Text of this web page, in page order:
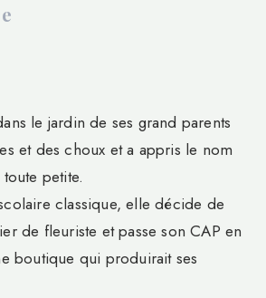
le jardin de ses grand parents
et des choux et a appris le nom
petite.
classique, elle décide de
de fleuriste et passe son CAP en
boutique qui produirait ses